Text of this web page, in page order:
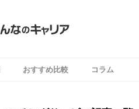
おすすめ比較 コラム